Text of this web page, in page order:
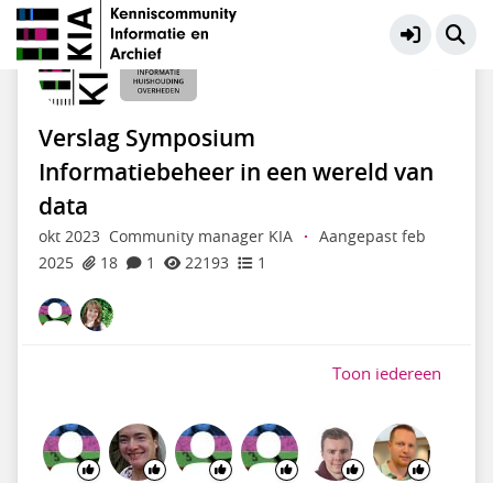
Informatiehuishouding Overheden
Verslag Symposium
Informatiebeheer in een wereld van
data
okt 2023 Community manager KIA ·
Aangepast feb
2025
18 1 22193 1
Toon iedereen